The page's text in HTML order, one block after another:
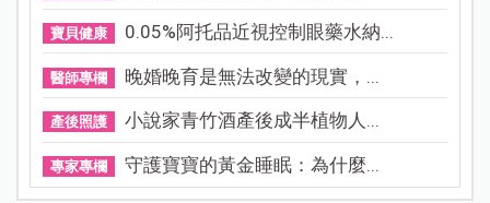
寶貝健康 0.05%阿托品近視控制眼藥水納...
醫師專欄 晚婚晚育是無法改變的現實，...
產後照護 小說家青竹酒產後成半植物人...
專家專欄 守護寶寶的黃金睡眠：為什麼...